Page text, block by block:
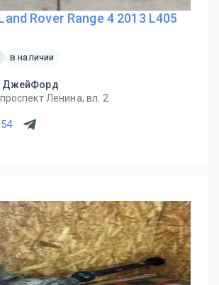
Rover Range 4 2013 L405
в наличии
ДжейФорд
Ленина, вл. 2